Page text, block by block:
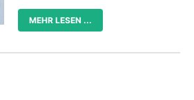
MEHR LESEN ...